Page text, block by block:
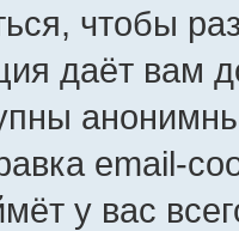
чтобы
даёт вам
email-
у вас